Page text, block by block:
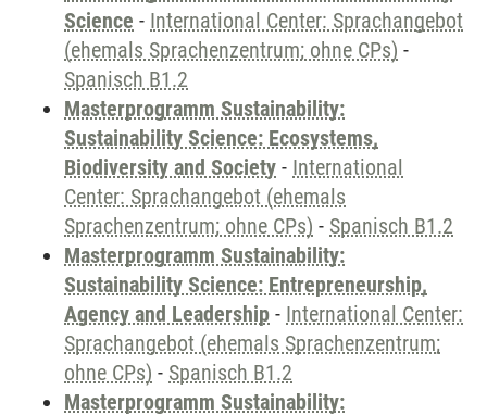
Science - International Center: Sprachangebot
(ehemals Sprachenzentrum; ohne CPs) -
Spanisch B1.2
Masterprogramm Sustainability:
Sustainability Science: Ecosystems,
Biodiversity and Society - International
Center: Sprachangebot (ehemals
Sprachenzentrum; ohne CPs) - Spanisch B1.2
Masterprogramm Sustainability:
Sustainability Science: Entrepreneurship,
Agency and Leadership - International Center:
Sprachangebot (ehemals Sprachenzentrum;
ohne CPs) - Spanisch B1.2
Masterprogramm Sustainability: